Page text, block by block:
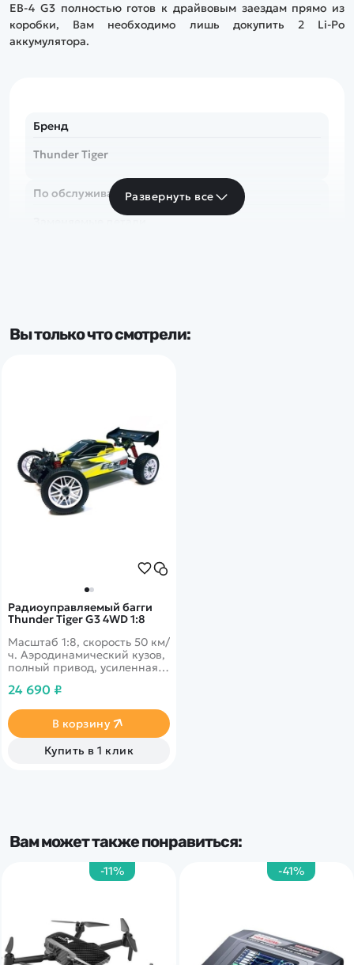
EB-4 G3 полностью готов к драйвовым заездам прямо из
коробки, Вам необходимо лишь докупить 2 Li-Po
аккумулятора.
Бренд
Thunder Tiger
По обслуживанию:Развернуть все
Вы только что смотрели:
Радиоуправляемый багги
Thunder Tiger G3 4WD 1:8
Масштаб 1:8, скорость 50 км/
ч. Аэродинамический кузов,
полный привод, усиленная
подвеска, жидкосредные
алюминиевые
амортизаторы.
24 690 ₽
В корзину
Купить в 1 клик
Вам может также понравиться:
-41%
-11%